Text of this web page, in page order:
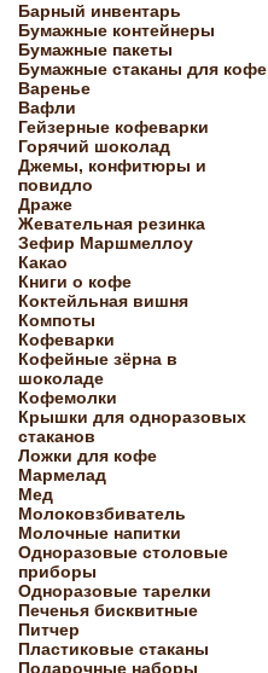
Барный инвентарь
Бумажные контейнеры
Бумажные пакеты
Бумажные стаканы для кофе
Варенье
Вафли
Гейзерные кофеварки
Горячий шоколад
Джемы, конфитюры и
повидло
Драже
Жевательная резинка
Зефир Маршмеллоу
Какао
Книги о кофе
Коктейльная вишня
Компоты
Кофеварки
Кофейные зёрна в
шоколаде
Кофемолки
Крышки для одноразовых
стаканов
Ложки для кофе
Мармелад
Мед
Молоковзбиватель
Молочные напитки
Одноразовые столовые
приборы
Одноразовые тарелки
Печенья бисквитные
Питчер
Пластиковые стаканы
Подарочные наборы